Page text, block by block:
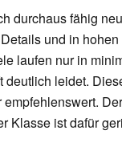
durchaus fähig
und in
laufen nur in
deutlich leidet.
Klasse ist dafür